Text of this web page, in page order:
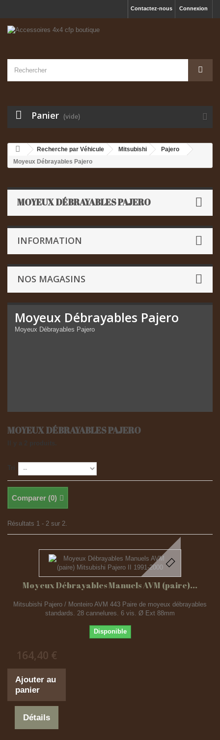
Connexion
Contactez-nous
Panier (vide)
Recherche par Véhicule Mitsubishi
Pajero
Moyeux Débrayables Pajero
MOYEUX DÉBRAYABLES PAJERO
INFORMATION
NOS MAGASINS
Moyeux Débrayables Pajero
Moyeux Débrayables Pajero
MOYEUX DÉBRAYABLES PAJERO
Comparer (0)
Résultats 1 - 2 sur 2.
Moyeux Débrayables Manuels AVM (paire)...
Mitsubishi Pajero / Monteiro AVM 443 Paire de moyeux débrayables
standards. 28 cannelures. 6 vis. Ø Ext 88mm
Disponible
164,40 €
Ajouter au
panier
Détails